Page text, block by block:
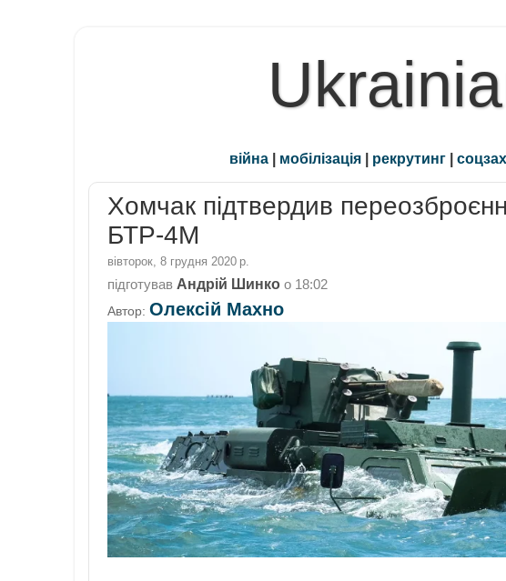
війна | мобілізація | рекрутинг |
Хомчак підтвердив
БТР-4М
вівторок, 8 грудня 2020 р.
підготував Андрій Шинко о 18:02
Автор: Олексій Махно